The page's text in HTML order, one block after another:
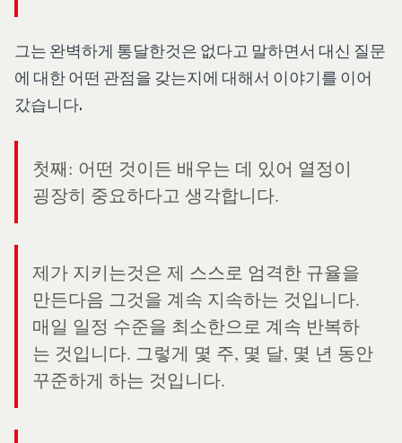
그는 완벽하게 통달한것은 없다고 말하면서 대신 질문
에 대한 어떤 관점을 갖는지에 대해서 이야기를 이어
갔습니다.
첫째: 어떤 것이든 배우는 데 있어 열정이
굉장히 중요하다고 생각합니다.
제가 지키는것은 제 스스로 엄격한 규율을
만든다음 그것을 계속 지속하는 것입니다.
매일 일정 수준을 최소한으로 계속 반복하
는 것입니다. 그렇게 몇 주, 몇 달, 몇 년 동안
꾸준하게 하는 것입니다.